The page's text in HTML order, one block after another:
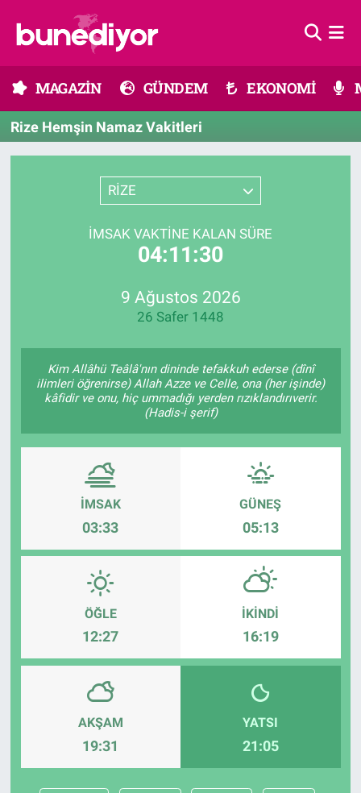
MAGAZİN GÜNDEM EKONOMİ
Rize Hemşin Namaz Vakitleri
RİZE
İMSAK VAKTINE KALAN SÜRE
04:11:30
9 Ağustos 2026
26 Safer 1448
Kim Allâhü Teâlâ'nın dininde tefakkuh ederse (dînî
ilimleri öğrenirse) Allah Azze ve Celle, ona (her işinde)
kâfidir ve onu, hiç ummadığı yerden rızıklandırıverir.
(Hadis-i şerif)
İMSAK
03:33
GÜNEŞ
05:13
ÖĞLE
12:27
İKINDI
16:19
AKŞAM
19:31
YATSI
21:05
Dünya
Müzik
Sağlık
Spor
Teknoloji
Tv Medya
EKONOMİ
TV MEDYA
KÜLTÜR SANAT
Süper Lig Puan Durumu ve Fikstür
Tüm Manşetler
Son Dakika Haberleri